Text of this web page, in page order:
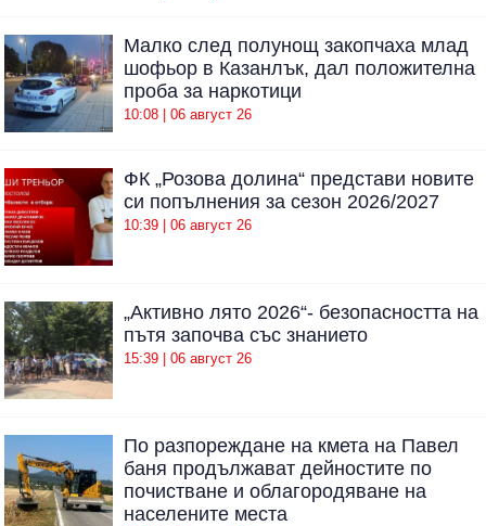
Малко след полунощ закопчаха млад
шофьор в Казанлък, дал положителна
проба за наркотици
10:08 | 06 август 26
ФК „Розова долина“ представи новите
си попълнения за сезон 2026/2027
10:39 | 06 август 26
„Активно лято 2026“- безопасността на
пътя започва със знанието
15:39 | 06 август 26
По разпореждане на кмета на Павел
баня продължават дейностите по
почистване и облагородяване на
населените места